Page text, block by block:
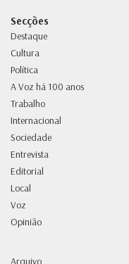
Secções
Destaque
Cultura
Política
A Voz há 100 anos
Trabalho
Internacional
Sociedade
Entrevista
Editorial
Local
Voz
Opinião
Arquivo